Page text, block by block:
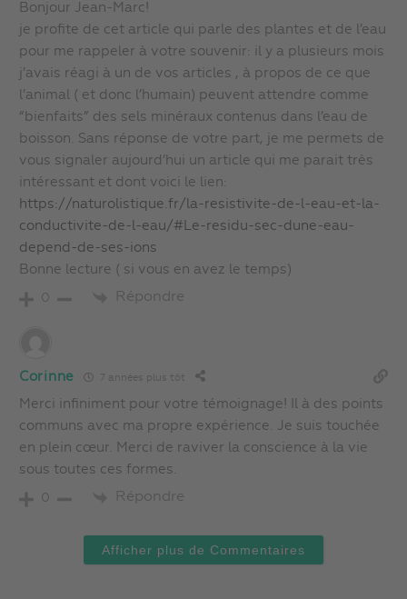
Bonjour Jean-Marc!
je profite de cet article qui parle des plantes et de l’eau
pour me rappeler à votre souvenir: il y a plusieurs mois
j’avais réagi à un de vos articles , à propos de ce que
l’animal ( et donc l’humain) peuvent attendre comme
“bienfaits” des sels minéraux contenus dans l’eau de
boisson. Sans réponse de votre part, je me permets de
vous signaler aujourd’hui un article qui me parait très
intéressant et dont voici le lien:
https://naturolistique.fr/la-resistivite-de-l-eau-et-la-
conductivite-de-l-eau/#Le-residu-sec-dune-eau-
depend-de-ses-ions
Bonne lecture ( si vous en avez le temps)
0 Répondre
Corinne 7 années plus tôt
Merci infiniment pour votre témoignage! Il à des points
communs avec ma propre expérience. Je suis touchée
en plein cœur. Merci de raviver la conscience à la vie
sous toutes ces formes.
0 Répondre
Afficher plus de Commentaires